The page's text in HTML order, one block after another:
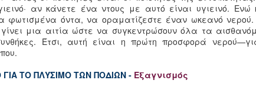
αν κάνετε ένα ντους με αυτό είναι υγιεινό. Ενώ
φωτισμένα όντα, να οραματίζεστε έναν ωκεανό
μια αιτία ώστε να συγκεντρώσουν όλα τα
Έτσι, αυτή είναι η πρώτη προσφορά
ΤΟ ΠΛΥΣΙΜΟ ΤΩΝ ΠΟΔΙΩΝ - Εξαγνισμός
Ευεργέτη των ορφανών και των ερημιτών”,
μαζί με μια συνάθρ
Ο ΤΡΟΧΟΣ ΤΗΣ ΖΩΗΣ
Ο Τροχός της Ζωής
αναπαράσταση του σαμσαρικού κύκλου της
ύπαρξης, επίσης μεταφράζεται ως τροχός
2.
και
2.
Το
ΟΜ
The